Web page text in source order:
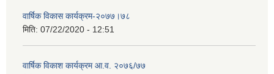
वार्षिक विकास कार्यक्रम-२०७७।७८
मिति: 07/22/2020 - 12:51
वार्षिक विकाश कार्यक्रम आ.व. २०७६/७७